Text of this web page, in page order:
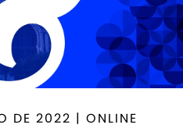
DE 2022 | ONLINE